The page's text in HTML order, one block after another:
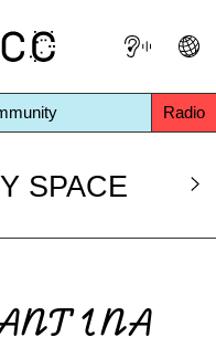
Radio
SPACE